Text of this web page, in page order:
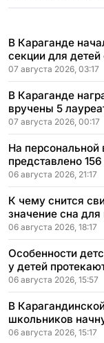
В Караганде
секции для
07 августа 2026, 03:17
В Караганде
вручены 5
07 августа 2026, 00:17
На
представлено
06 августа 2026, 21:17
К чему снится
значение сна
06 августа 2026, 18:17
Особенности
у детей
06 августа 2026, 15:57
В
школьников
06 августа 2026, 15:17